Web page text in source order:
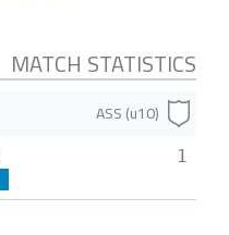
MATCH STATISTICS
ASS (u10)
1